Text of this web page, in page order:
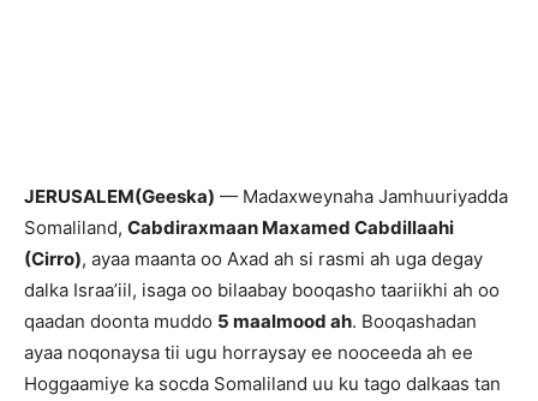
JERUSALEM(Geeska) — Madaxweynaha Jamhuuriyadda
Somaliland, Cabdiraxmaan Maxamed Cabdillaahi
(Cirro), ayaa maanta oo Axad ah si rasmi ah uga degay
dalka Israa’iil, isaga oo bilaabay booqasho taariikhi ah oo
qaadan doonta muddo 5 maalmood ah. Booqashadan
ayaa noqonaysa tii ugu horraysay ee nooceeda ah ee
Hoggaamiye ka socda Somaliland uu ku tago dalkaas tan